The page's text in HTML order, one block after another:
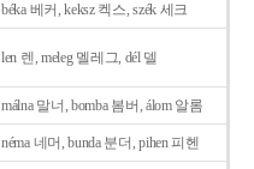
béka 베커, keksz 켁스, szék 세크
len 렌, meleg 멜레그, dél 델
málna 말너, bomba 봄버, álom 알롬
néma 네머, bunda 분더, pihen 피헨